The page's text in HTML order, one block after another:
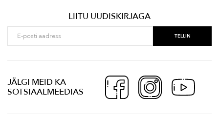
LIITU UUDISKIRJAGA
JÄLGI MEID KA
SOTSIAALMEEDIAS